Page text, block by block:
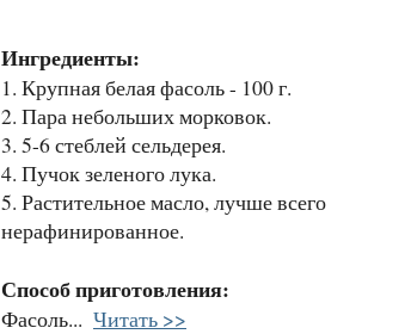
Ингредиенты:
1. Крупная белая фасоль - 100 г.
2. Пара небольших морковок.
3. 5-6 стеблей сельдерея.
4. Пучок зеленого лука.
5. Растительное масло, лучше всего
нерафинированное.
Способ приготовления:
Фасоль... Читать >>